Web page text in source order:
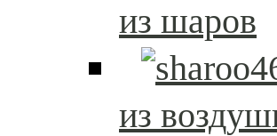
из шаров
из